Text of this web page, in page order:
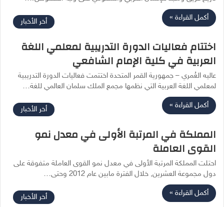
أكمل القراءة » أخر الأخبار
اختتام فعاليات الدورة التدريبية لمعلمي اللغة
العربية في كلية الإمام الشافعي
عاليه العُمري – جمهورية القمر المتحدة اختتمت فعاليات الدورة التدريبية
لمعلمي اللغة العربية التي نظمها مجمع الملك سلمان العالمي للغة…
أكمل القراءة » أخر الأخبار
المملكة في المرتبة الأولى في معدل نمو
القوى العاملة
احتلت المملكة المرتبة الأولى في معدل نمو القوى العاملة متفوقة على
دول مجموعة العشرين, خلال الفترة مابين عام 2012 وحتى…
أكمل القراءة » أخر الأخبار